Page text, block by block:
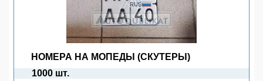
НОМЕРА НА МОПЕДЫ (СКУТЕРЫ)
1000 шт.